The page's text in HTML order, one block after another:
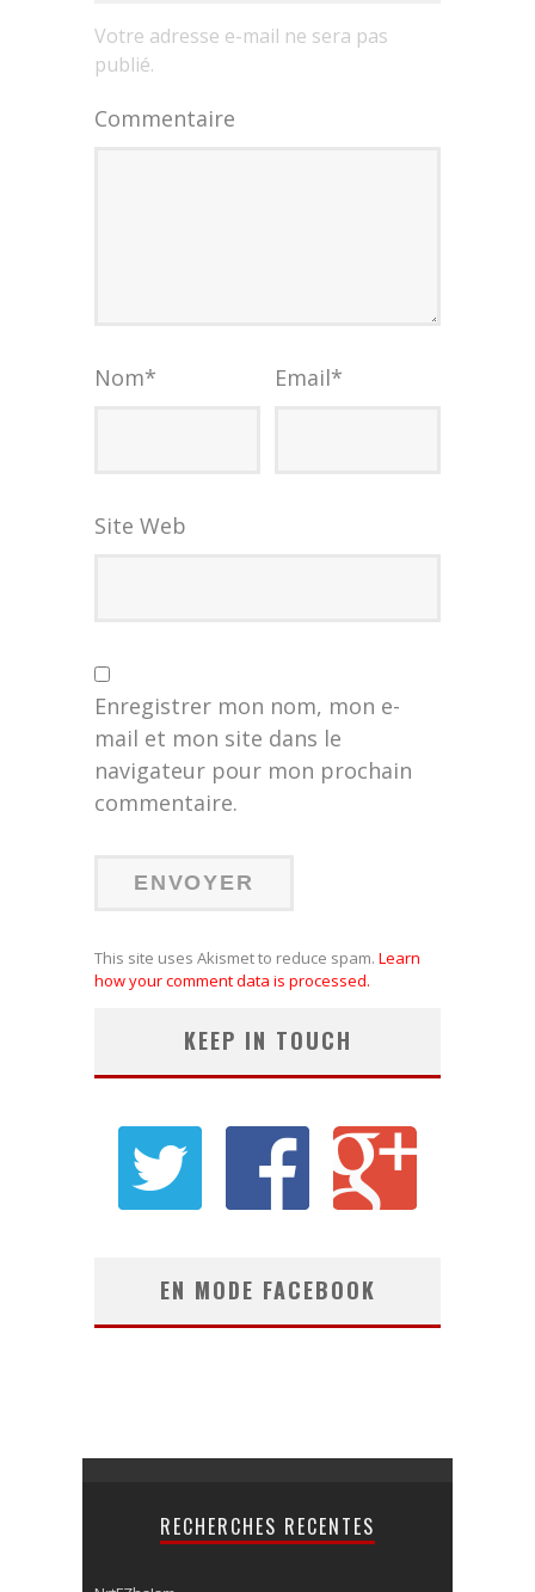
Votre adresse e-mail ne sera pas
publié.
Commentaire
Nom* Email*
Site Web
Enregistrer mon nom, mon e-
mail et mon site dans le
navigateur pour mon prochain
commentaire.
This site uses Akismet to reduce spam. Learn
how your comment data is processed.
KEEP IN TOUCH
EN MODE FACEBOOK
RECHERCHES RECENTES